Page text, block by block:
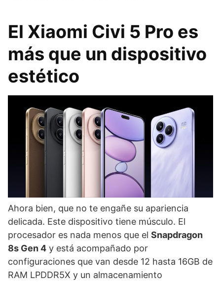
El Xiaomi Civi 5 Pro es
más que un dispositivo
estético
Ahora bien, que no te engañe su apariencia
delicada. Este dispositivo tiene músculo. El
procesador es nada menos que el Snapdragon
8s Gen 4 y está acompañado por
configuraciones que van desde 12 hasta 16GB de
RAM LPDDR5X y un almacenamiento